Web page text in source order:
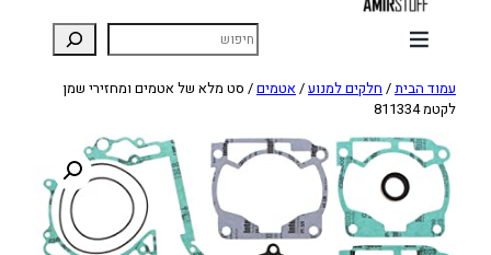
עמוד הבית/ חלקים למנוע/אטמים/ סט מלא של אטמים ומחזירי שמן
לקטמ 811334